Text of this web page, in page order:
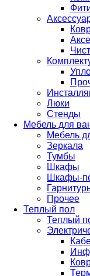
Люки
Стенды
Мебель для
Мебель
Зеркала
Тумбы
Шкафы
Шкафы-
Прочее
Теплый пол
Теплый